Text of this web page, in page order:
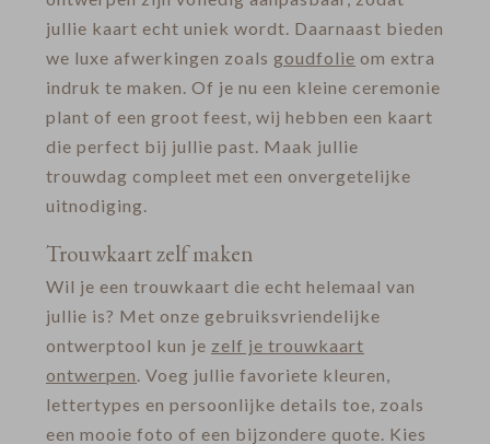
jullie kaart echt uniek wordt. Daarnaast bieden
we luxe afwerkingen zoals goudfolie om extra
indruk te maken. Of je nu een kleine ceremonie
plant of een groot feest, wij hebben een kaart
die perfect bij jullie past. Maak jullie
trouwdag compleet met een onvergetelijke
uitnodiging.
Trouwkaart zelf maken
Wil je een trouwkaart die echt helemaal van
jullie is? Met onze gebruiksvriendelijke
ontwerptool kun je zelf je trouwkaart
ontwerpen. Voeg jullie favoriete kleuren,
lettertypes en persoonlijke details toe, zoals
een mooie foto of een bijzondere quote. Kies